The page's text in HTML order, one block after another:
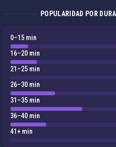
POPULARIDAD POR
0–15 min
16–20 min
21–25 min
26–30 min
31–35 min
36–40 min
41+ min